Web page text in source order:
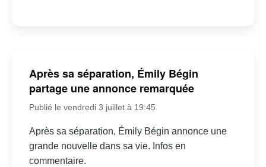
Après sa séparation, Émily Bégin
partage une annonce remarquée
Publié le vendredi 3 juillet à 19:45
Après sa séparation, Émily Bégin annonce une
grande nouvelle dans sa vie. Infos en
commentaire.